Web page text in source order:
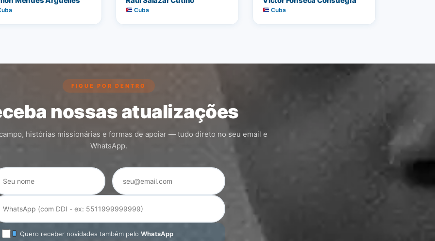
Cuba Cuba
FIQUE POR DENTRO
nossas atualizações
histórias missionárias e formas de apoiar — tudo direto no seu email e
WhatsApp.
Quero receber novidades também pelo WhatsApp